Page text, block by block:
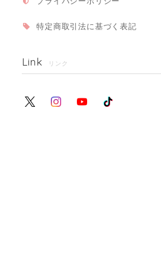
特定商取引法に基づく表記
Link リンク